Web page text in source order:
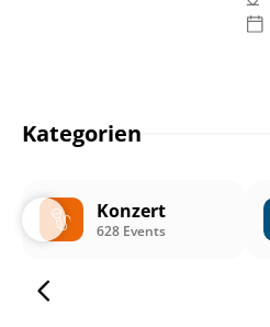
Kategorien
Konzert
628 Events